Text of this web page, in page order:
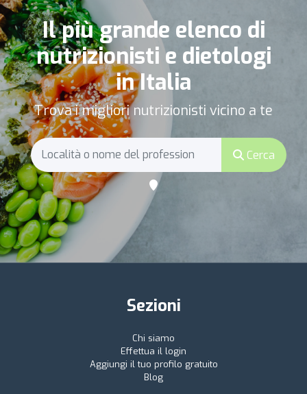
Il più grande elenco di
nutrizionisti e dietologi
in Italia
Trova i migliori nutrizionisti vicino a te
Cerca
Sezioni
Chi siamo
Effettua il login
Aggiungi il tuo profilo gratuito
Blog